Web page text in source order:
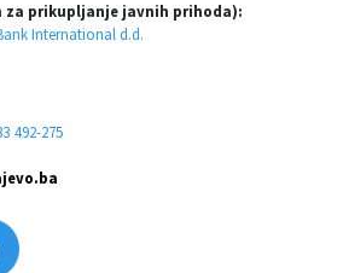
za prikupljanje javnih prihoda):
International d.d.
492-275